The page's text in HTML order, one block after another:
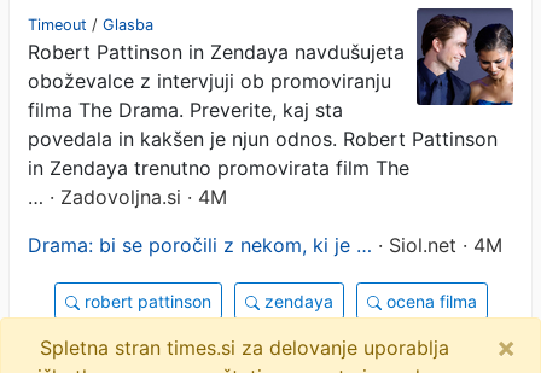
Timeout / Glasba
Robert Pattinson in Zendaya navdušujeta
oboževalce z intervjuji ob promoviranju
filma The Drama. Preverite, kaj sta
povedala in kakšen je njun odnos. Robert Pattinson
in Zendaya trenutno promovirata film The
… · Zadovoljna.si · 4M
Drama: bi se poročili z nekom, ki je … · Siol.net · 4M
robert pattinson zendaya ocena filma
objavi tvitaj
Spletna stran times.si za delovanje uporablja
×